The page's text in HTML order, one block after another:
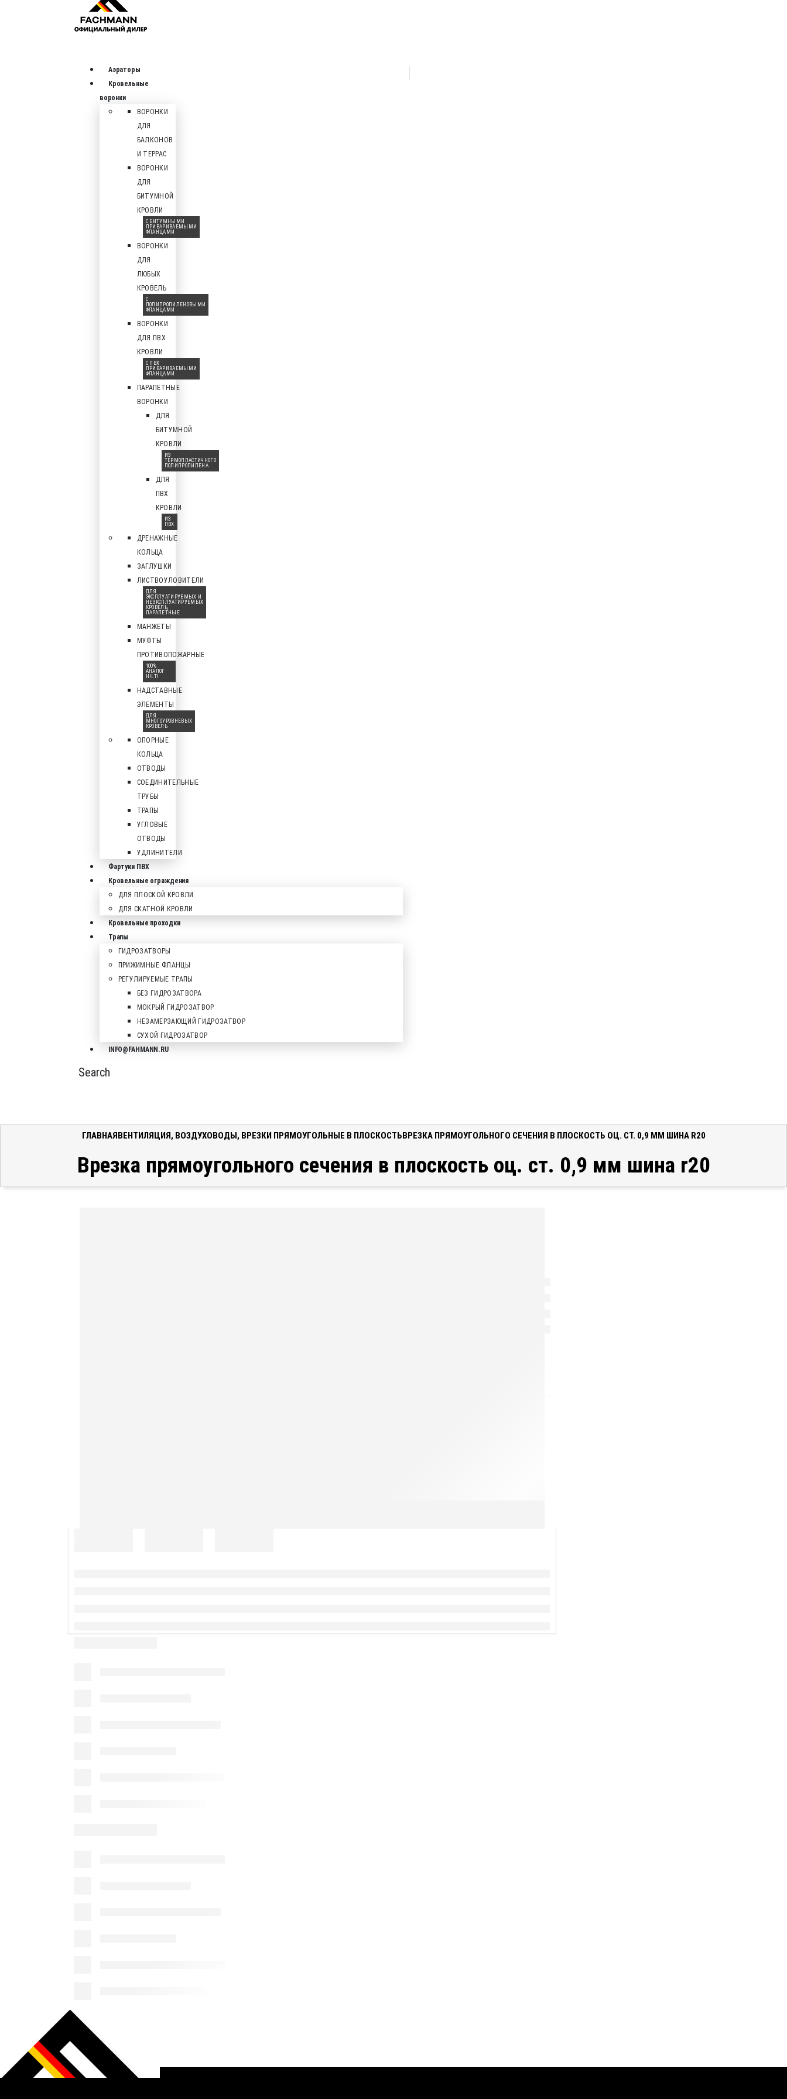
Аэраторы
Кровельные
воронки
ВОРОНКИ
ДЛЯ
БАЛКОНОВ
И ТЕРРАС
ВОРОНКИ
ДЛЯ
БИТУМНОЙ
КРОВЛИ
С БИТУМНЫМИ
ПРИВАРИВАЕМЫМИ
ФЛАНЦАМИ
ВОРОНКИ
ДЛЯ
ЛЮБЫХ
КРОВЕЛЬ
С
ПОЛИПРОПИЛЕНОВЫМИ
ФЛАНЦАМИ
ВОРОНКИ
ДЛЯ ПВХ
КРОВЛИ
С ПВХ
ПРИВАРИВАЕМЫМИ
ФЛАНЦАМИ
ПАРАПЕТНЫЕ
ВОРОНКИ
ДЛЯ
БИТУМНОЙ
КРОВЛИ
ИЗ
ТЕРМОПЛАСТИЧНОГО
ПОЛИПРОПИЛЕНА
ДЛЯ
ПВХ
КРОВЛИ
ИЗ
ПВХ
ДРЕНАЖНЫЕ
КОЛЬЦА
ЗАГЛУШКИ
ЛИСТВОУЛОВИТЕЛИ
ДЛЯ
ЭКСПЛУАТИРУЕМЫХ И
НЕЭКСПЛУАТИРУЕМЫХ
КРОВЕЛЬ,
ПАРАПЕТНЫЕ
МАНЖЕТЫ
МУФТЫ
ПРОТИВОПОЖАРНЫЕ
100%
АНАЛОГ
HILTI
НАДСТАВНЫЕ
ЭЛЕМЕНТЫ
ДЛЯ
МНОГОУРОВНЕВЫХ
КРОВЕЛЬ
ОПОРНЫЕ
КОЛЬЦА
ОТВОДЫ
СОЕДИНИТЕЛЬНЫЕ
ТРУБЫ
ТРАПЫ
УГЛОВЫЕ
ОТВОДЫ
УДЛИНИТЕЛИ
Фартуки ПВХ
Кровельные ограждения
ДЛЯ ПЛОСКОЙ КРОВЛИ
ДЛЯ СКАТНОЙ КРОВЛИ
Кровельные проходки
Трапы
ГИДРОЗАТВОРЫ
ПРИЖИМНЫЕ ФЛАНЦЫ
РЕГУЛИРУЕМЫЕ ТРАПЫ
БЕЗ ГИДРОЗАТВОРА
МОКРЫЙ ГИДРОЗАТВОР
НЕЗАМЕРЗАЮЩИЙ ГИДРОЗАТВОР
СУХОЙ ГИДРОЗАТВОР
INFO@FAHMANN.RU
Search
ГЛАВНАЯВЕНТИЛЯЦИЯ, ВОЗДУХОВОДЫ, ВРЕЗКИ ПРЯМОУГОЛЬНЫЕ В ПЛОСКОСТЬВРЕЗКА ПРЯМОУГОЛЬНОГО СЕЧЕНИЯ В ПЛОСКОСТЬ ОЦ. СТ. 0,9 ММ ШИНА R20
Врезка прямоугольного сечения в плоскость оц. ст. 0,9 мм шина r20